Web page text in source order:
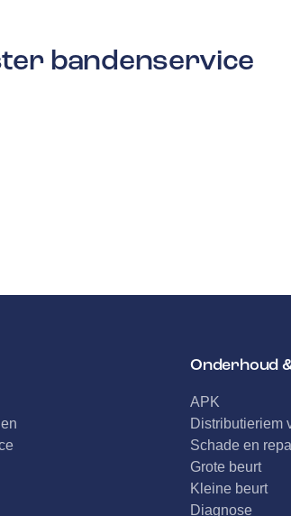
bandenservice
Onderhoud
APK
Distributieriem
Schade en
Grote beurt
Kleine beurt
Diagnose